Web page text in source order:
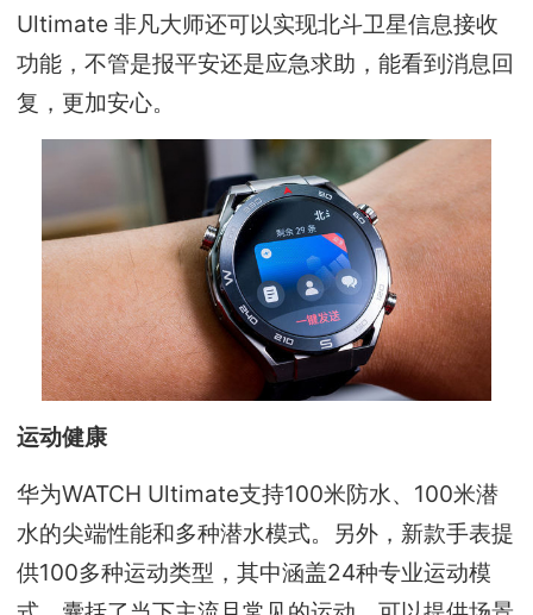
Ultimate 非凡大师还可以实现北斗卫星信息接收
功能，不管是报平安还是应急求助，能看到消息回
复，更加安心。
运动健康
华为WATCH Ultimate支持100米防水、100米潜
水的尖端性能和多种潜水模式。另外，新款手表提
供100多种运动类型，其中涵盖24种专业运动模